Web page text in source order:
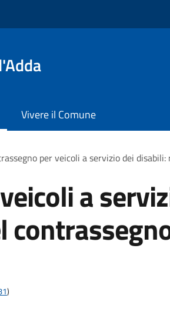
Vivere il Comune
per veicoli a servizio dei
a
)